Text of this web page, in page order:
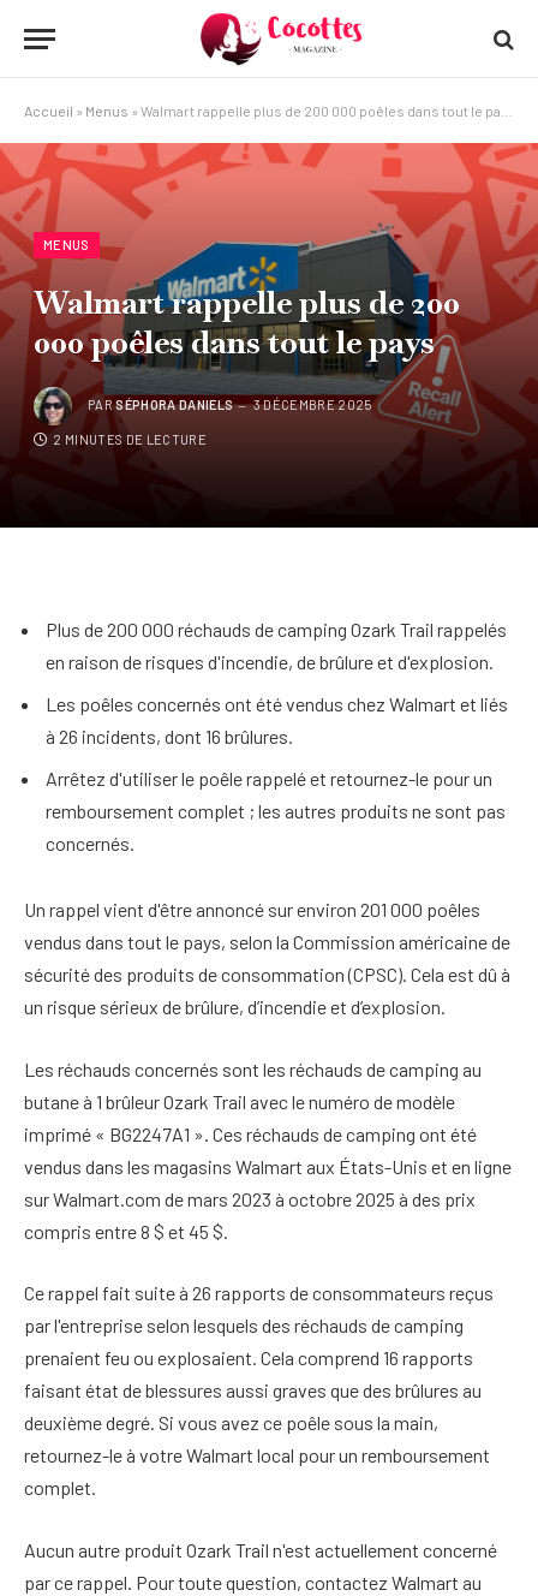
Accueil » Menus » Walmart rappelle plus de 200 000 poêles dans tout le pays
MENUS
Walmart rappelle plus de 200
000 poêles dans tout le pays
PAR SÉPHORA DANIELS 3 DÉCEMBRE 2025
2 MINUTES DE LECTURE
Plus de 200 000 réchauds de camping Ozark Trail rappelés
en raison de risques d'incendie, de brûlure et d'explosion.
Les poêles concernés ont été vendus chez Walmart et liés
à 26 incidents, dont 16 brûlures.
Arrêtez d'utiliser le poêle rappelé et retournez-le pour un
remboursement complet ; les autres produits ne sont pas
concernés.
Un rappel vient d'être annoncé sur environ 201 000 poêles
vendus dans tout le pays, selon la Commission américaine de
sécurité des produits de consommation (CPSC). Cela est dû à
un risque sérieux de brûlure, d’incendie et d’explosion.
Les réchauds concernés sont les réchauds de camping au
butane à 1 brûleur Ozark Trail avec le numéro de modèle
imprimé « BG2247A1 ». Ces réchauds de camping ont été
vendus dans les magasins Walmart aux États-Unis et en ligne
sur Walmart.com de mars 2023 à octobre 2025 à des prix
compris entre 8 $ et 45 $.
Ce rappel fait suite à 26 rapports de consommateurs reçus
par l'entreprise selon lesquels des réchauds de camping
prenaient feu ou explosaient. Cela comprend 16 rapports
faisant état de blessures aussi graves que des brûlures au
deuxième degré. Si vous avez ce poêle sous la main,
retournez-le à votre Walmart local pour un remboursement
complet.
Aucun autre produit Ozark Trail n'est actuellement concerné
par ce rappel. Pour toute question, contactez Walmart au